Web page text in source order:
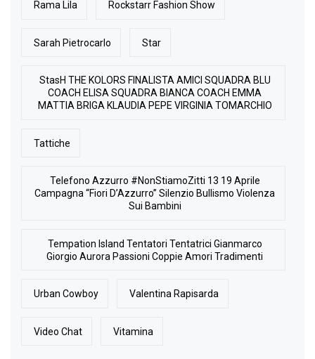
Rama Lila Rockstarr Fashion Show
Sarah Pietrocarlo Star
StasH THE KOLORS FINALISTA AMICI SQUADRA BLU
COACH ELISA SQUADRA BIANCA COACH EMMA
MATTIA BRIGA KLAUDIA PEPE VIRGINIA TOMARCHIO
Tattiche
Telefono Azzurro #NonStiamoZitti 13 19 Aprile
Campagna “Fiori D’Azzurro” Silenzio Bullismo Violenza
Sui Bambini
Tempation Island Tentatori Tentatrici Gianmarco
Giorgio Aurora Passioni Coppie Amori Tradimenti
Urban Cowboy Valentina Rapisarda
Video Chat Vitamina